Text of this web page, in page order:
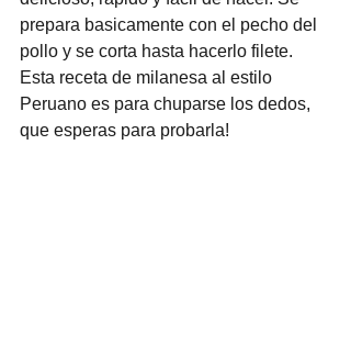
prepara basicamente con el pecho del
pollo y se corta hasta hacerlo filete.
Esta receta de milanesa al estilo
Peruano es para chuparse los dedos,
que esperas para probarla!